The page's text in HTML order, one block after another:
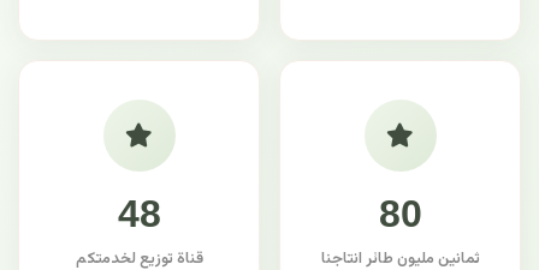
80
ثمانين مليون طائر انتاجنا
48
قناة توزيع لخدمتكم